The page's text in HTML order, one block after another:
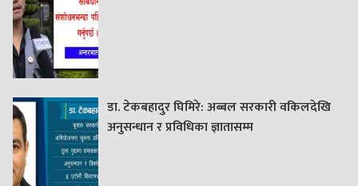
डा. टेकबहादुर घिमिरे: अब्बल सरकारी वकिलदेखि
अनुसन्धान र प्रविधिका ज्ञातासम्म